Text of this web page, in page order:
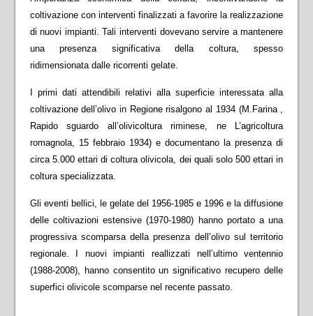
coltivazione con interventi finalizzati a favorire la realizzazione
di nuovi impianti. Tali interventi dovevano servire a mantenere
una presenza significativa della coltura, spesso
ridimensionata dalle ricorrenti gelate.
I primi dati attendibili relativi alla superficie interessata alla
coltivazione dell’olivo in Regione risalgono al 1934 (M.Farina ,
Rapido sguardo all’olivicoltura riminese, ne L’agricoltura
romagnola, 15 febbraio 1934) e documentano la presenza di
circa 5.000 ettari di coltura olivicola, dei quali solo 500 ettari in
coltura specializzata.
Gli eventi bellici, le gelate del 1956-1985 e 1996 e la diffusione
delle coltivazioni estensive (1970-1980) hanno portato a una
progressiva scomparsa della presenza dell’olivo sul territorio
regionale. I nuovi impianti reallizzati nell’ultimo ventennio
(1988-2008), hanno consentito un significativo recupero delle
superfici olivicole scomparse nel recente passato.